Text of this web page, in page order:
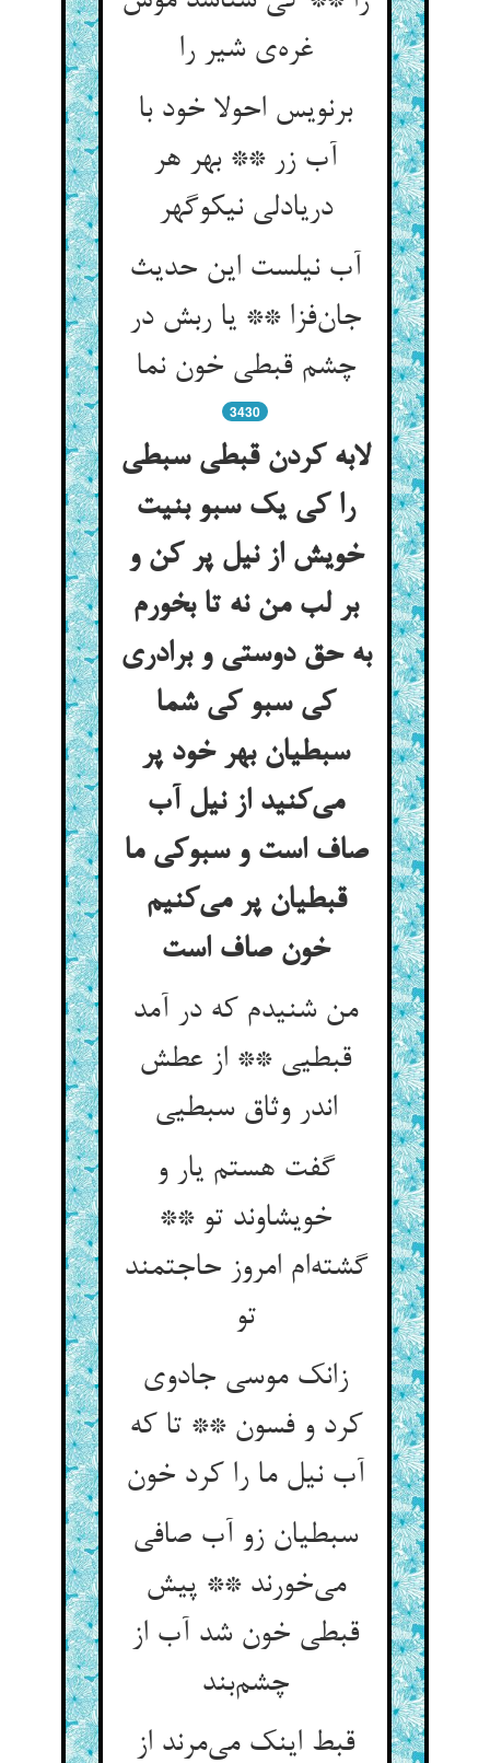
غره‌ی شیر را
برنویس احولا خود با
آب زر ** بهر هر
دریادلی نیکوگهر
آب نیلست این حدیث
جان‌فزا ** یا ربش در
چشم قبطی خون نما
3430
لابه کردن قبطی سبطی
را کی یک سبو بنیت
خویش از نیل پر کن و
بر لب من نه تا بخورم
به حق دوستی و برادری
کی سبو کی شما
سبطیان بهر خود پر
می‌کنید از نیل آب
صاف است و سبوکی ما
قبطیان پر می‌کنیم
خون صاف است
من شنیدم که در آمد
قبطیی ** از عطش
اندر وثاق سبطیی
گفت هستم یار و
خویشاوند تو **
گشته‌ام امروز حاجتمند
تو
زانک موسی جادوی
کرد و فسون ** تا که
آب نیل ما را کرد خون
سبطیان زو آب صافی
می‌خورند ** پیش
قبطی خون شد آب از
چشم‌بند
قبط اینک می‌مرند از